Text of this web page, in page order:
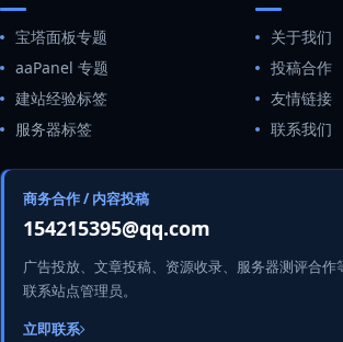
宝塔面板专题
aaPanel 专题
建站经验标签
服务器标签
关于我们
投稿合作
友情链接
联系我们
商务合作 / 内容投稿
154215395@qq.com
广告投放、文章投稿、资源收录、服务器测评合作
联系站点管理员。
立即联系